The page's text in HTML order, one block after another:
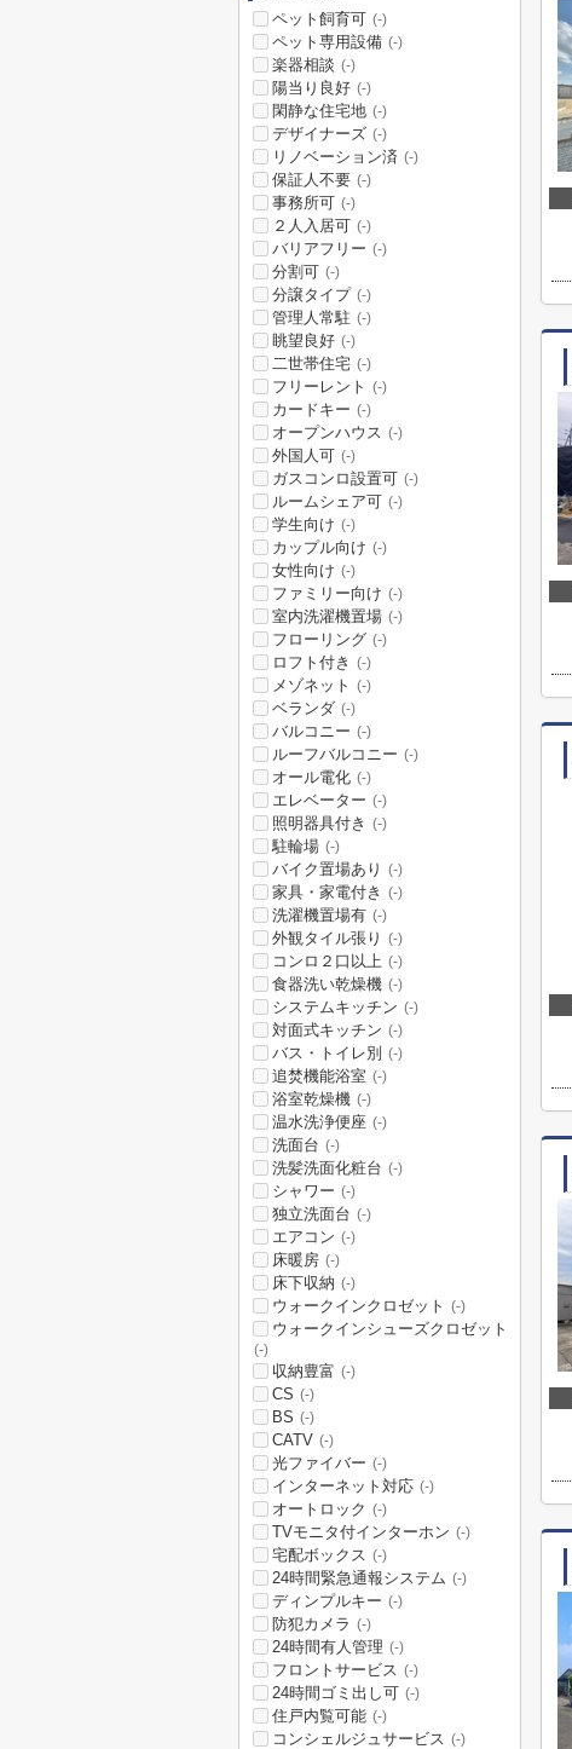
ペット飼育可 (-)
ペット専用設備 (-)
楽器相談 (-)
陽当り良好 (-)
閑静な住宅地 (-)
デザイナーズ (-)
リノベーション済 (-)
保証人不要 (-)
事務所可 (-)
２人入居可 (-)
バリアフリー (-)
分割可 (-)
分譲タイプ (-)
管理人常駐 (-)
眺望良好 (-)
二世帯住宅 (-)
フリーレント (-)
カードキー (-)
オープンハウス (-)
外国人可 (-)
ガスコンロ設置可 (-)
ルームシェア可 (-)
学生向け (-)
カップル向け (-)
女性向け (-)
ファミリー向け (-)
室内洗濯機置場 (-)
フローリング (-)
ロフト付き (-)
メゾネット (-)
ベランダ (-)
バルコニー (-)
ルーフバルコニー (-)
オール電化 (-)
エレベーター (-)
照明器具付き (-)
駐輪場 (-)
バイク置場あり (-)
家具・家電付き (-)
洗濯機置場有 (-)
外観タイル張り (-)
コンロ２口以上 (-)
食器洗い乾燥機 (-)
システムキッチン (-)
対面式キッチン (-)
バス・トイレ別 (-)
追焚機能浴室 (-)
浴室乾燥機 (-)
温水洗浄便座 (-)
洗面台 (-)
洗髪洗面化粧台 (-)
シャワー (-)
独立洗面台 (-)
エアコン (-)
床暖房 (-)
床下収納 (-)
ウォークインクロゼット (-)
ウォークインシューズクロゼット
(-)
収納豊富 (-)
CS (-)
BS (-)
CATV (-)
光ファイバー (-)
インターネット対応 (-)
オートロック (-)
TVモニタ付インターホン (-)
宅配ボックス (-)
24時間緊急通報システム (-)
ディンプルキー (-)
防犯カメラ (-)
24時間有人管理 (-)
フロントサービス (-)
24時間ゴミ出し可 (-)
住戸内覧可能 (-)
コンシェルジュサービス (-)